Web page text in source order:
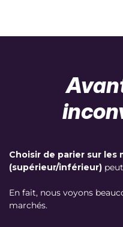
Choisir de parier sur les
(supérieur/inférieur)
En fait, nous voyons
marchés.